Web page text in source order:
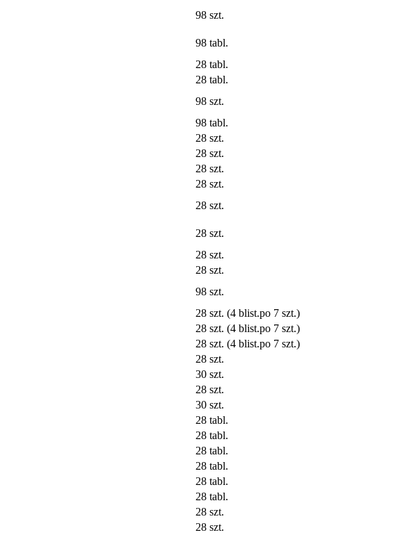
98 szt.
98 tabl.
28 tabl.
28 tabl.
98 szt.
98 tabl.
28 szt.
28 szt.
28 szt.
28 szt.
28 szt.
28 szt.
28 szt.
28 szt.
98 szt.
28 szt. (4 blist.po 7 szt.)
28 szt. (4 blist.po 7 szt.)
28 szt. (4 blist.po 7 szt.)
28 szt.
30 szt.
28 szt.
30 szt.
28 tabl.
28 tabl.
28 tabl.
28 tabl.
28 tabl.
28 tabl.
28 szt.
28 szt.